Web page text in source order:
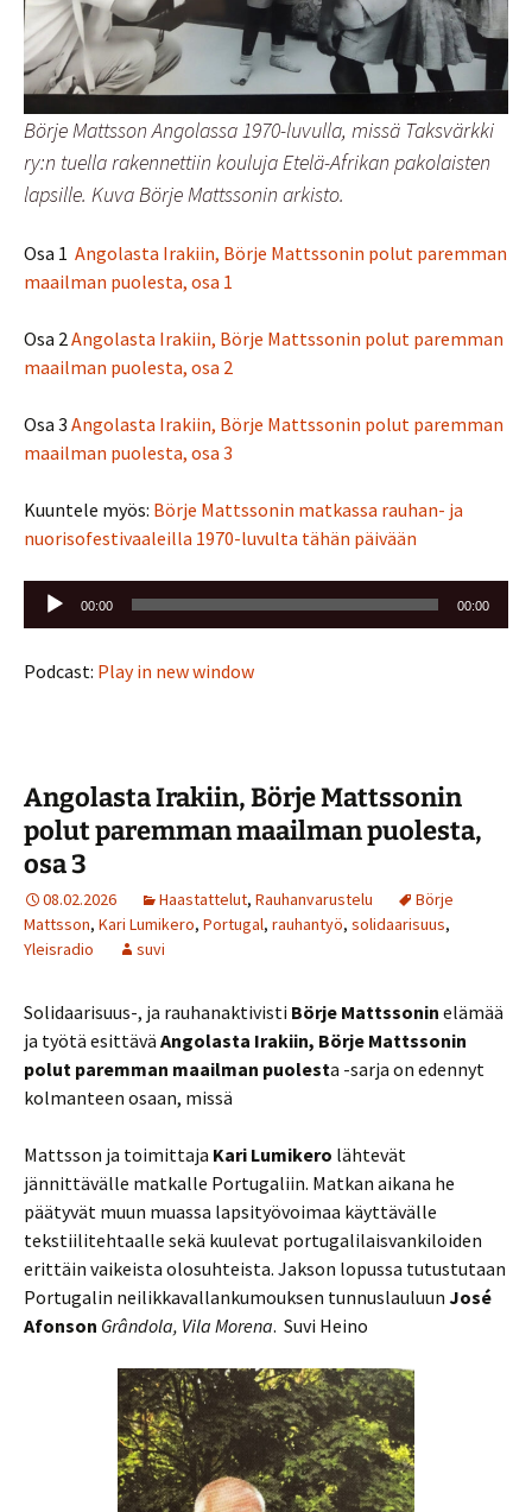
Börje Mattsson Angolassa 1970-luvulla, missä Taksvärkki
ry:n tuella rakennettiin kouluja Etelä-Afrikan pakolaisten
lapsille. Kuva Börje Mattssonin arkisto.
Osa 1 Angolasta Irakiin, Börje Mattssonin polut paremman
maailman puolesta, osa 1
Osa 2Angolasta Irakiin, Börje Mattssonin polut paremman
maailman puolesta, osa 2
Osa 3 Angolasta Irakiin, Börje Mattssonin polut paremman
maailman puolesta, osa 3
Kuuntele myös: Börje Mattssonin matkassa rauhan- ja
nuorisofestivaaleilla 1970-luvulta tähän päivään
Äänitoistin
00:00 00:00
Podcast: Play in new window
Angolasta Irakiin, Börje Mattssonin
polut paremman maailman puolesta,
osa 3
08.02.2026 Haastattelut, Rauhanvarustelu
Börje
Mattsson, Kari Lumikero, Portugal, rauhantyö, solidaarisuus,
Yleisradio
suvi
Solidaarisuus-, ja rauhanaktivisti Börje Mattssonin elämää
ja työtä esittävä Angolasta Irakiin, Börje Mattssonin
polut paremman maailman puolesta -sarja on edennyt
kolmanteen osaan, missä
Mattsson ja toimittaja Kari Lumikero lähtevät
jännittävälle matkalle Portugaliin. Matkan aikana he
päätyvät muun muassa lapsityövoimaa käyttävälle
tekstiilitehtaalle sekä kuulevat portugalilaisvankiloiden
erittäin vaikeista olosuhteista. Jakson lopussa tutustutaan
Portugalin neilikkavallankumouksen tunnuslauluun José
Afonson Grândola, Vila Morena. Suvi Heino